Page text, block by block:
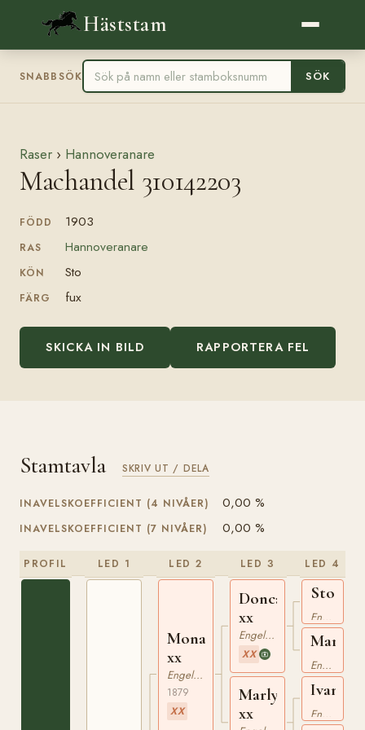
Häststam
SNABBSÖK SÖK
Raser › Hannoveranare
Machandel 310142203
FÖDD 1903
RAS Hannoveranare
KÖN Sto
FÄRG fux
SKICKA IN BILD RAPPORTERA FEL
Stamtavla SKRIV UT / DELA
INAVELSKOEFFICIENT (4 NIVÅER) 0,00 %
INAVELSKOEFFICIENT (7 NIVÅER) 0,00 %
PROFIL LED 1 LED 2
Monarch
xx
Engelskt Fullblod
1879
XX
LED 3
Doncaster
xx
Engelskt Fullblod
XX
Marlyon
xx
LED 4
xx
xxEngelskt Fullblod
Ivan
xx